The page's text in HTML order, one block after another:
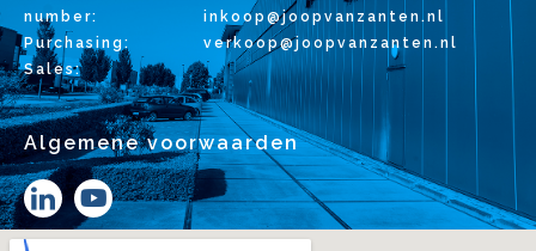
number:
Purchasing:
Sales:
inkoop@joopvanzanten.nl
verkoop@joopvanzanten.nl
Algemene voorwaarden
Y
o
u